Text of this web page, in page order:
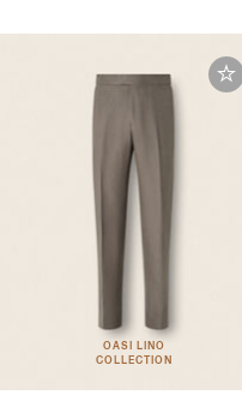
OASI LINO
COLLECTION